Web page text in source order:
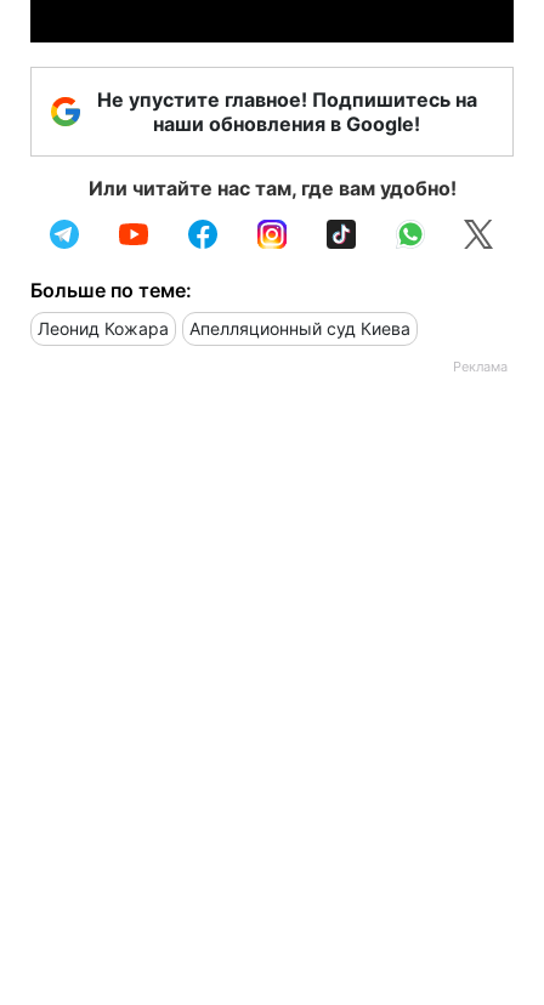
Не упустите главное! Подпишитесь на
наши обновления в Google!
Или читайте нас там, где вам удобно!
Больше по теме:
Леонид Кожара Апелляционный суд Киева